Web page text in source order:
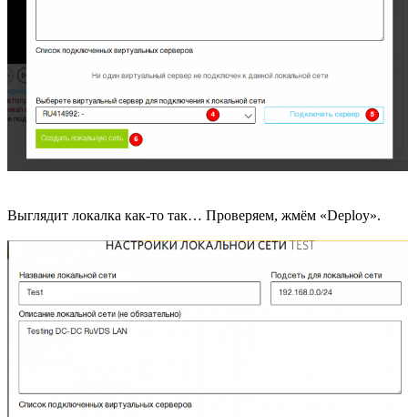
Выглядит локалка как-то так… Проверяем, жмём «Deploy».